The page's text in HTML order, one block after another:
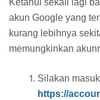
akun Google yang
kurang lebihnya
memungkinkan
Silakan
https://